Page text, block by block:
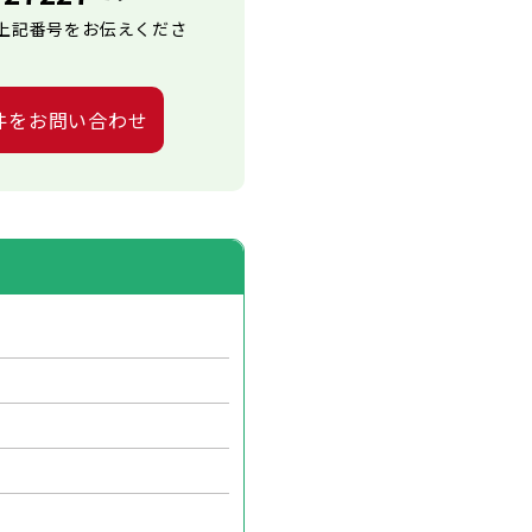
記番号をお伝えくださ
をお問い合わせ